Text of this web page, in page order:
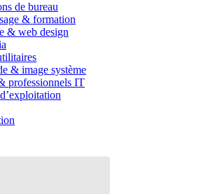
de bureau
& formation
& web design
& image système
professionnels IT